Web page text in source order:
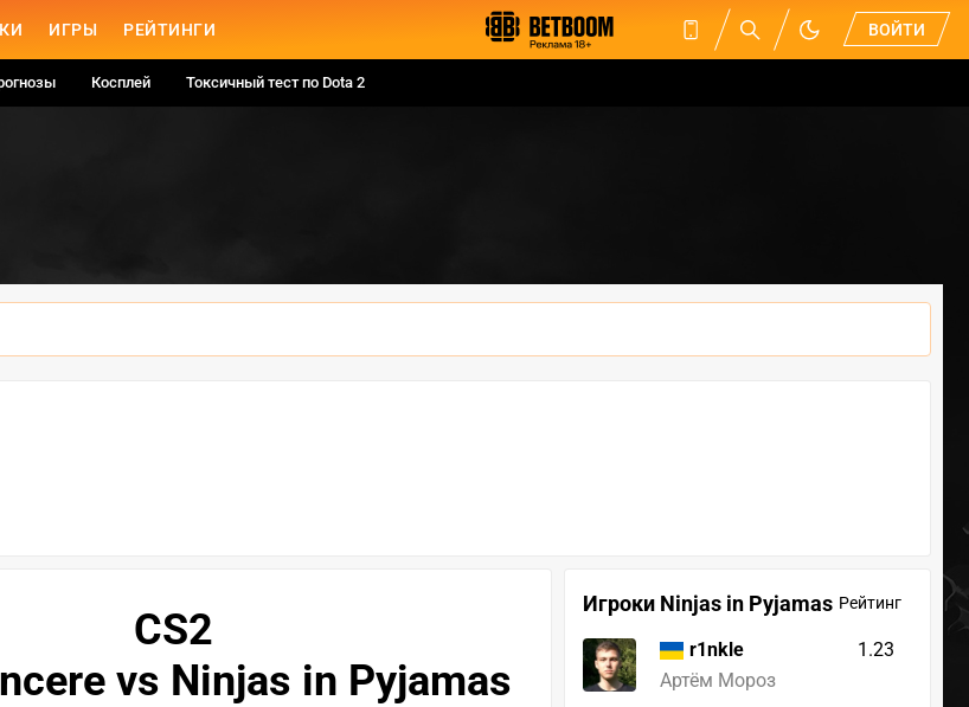
ИГРЫ РЕЙТИНГИ ВОЙТИ
Косплей Токсичный тест по Dota 2
Игроки Ninjas in Pyjamas Рейтинг
r1nkle
Артём Мороз
1.23
CS2
vs Ninjas in Pyjamas